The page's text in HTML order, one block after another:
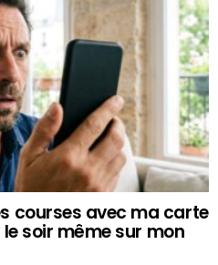
courses avec ma carte
le soir même sur mon